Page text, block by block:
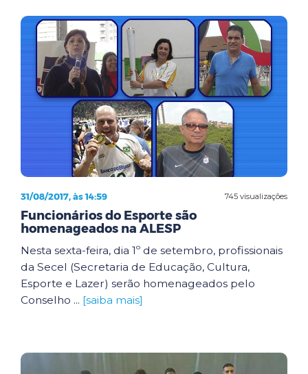
745 visualizações
31/08/2017, às 14:59
Funcionários do Esporte são
homenageados na ALESP
Nesta sexta-feira, dia 1º de setembro, profissionais
da Secel (Secretaria de Educação, Cultura,
Esporte e Lazer) serão homenageados pelo
Conselho ... [saiba mais]